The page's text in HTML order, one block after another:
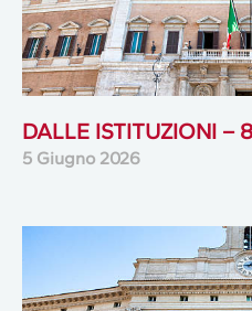
DALLE ISTITUZIONI –
5 Giugno 2026